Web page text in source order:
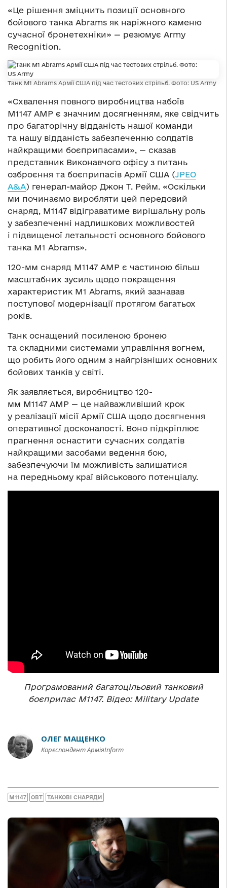
«Це рішення зміцнить позиції основного
бойового танка Abrams як наріжного каменю
сучасної бронетехніки» — резюмує Army
Recognition.
Танк M1 Abrams Армії США під час тестових стрільб. Фото: US Army
«Схвалення повного виробництва набоїв
M1147 AMP є значним досягненням, яке свідчить
про багаторічну відданість нашої команди
та нашу відданість забезпеченню солдатів
найкращими боєприпасами», — сказав
представник Виконавчого офісу з питань
озброєння та боєприпасів Армії США (JPEO
A&A) генерал-майор Джон Т. Рейм. «Оскільки
ми починаємо виробляти цей передовий
снаряд, M1147 відіграватиме вирішальну роль
у забезпеченні надлишкових можливостей
і підвищеної летальності основного бойового
танка M1 Abrams».
120-мм снаряд M1147 AMP є частиною більш
масштабних зусиль щодо покращення
характеристик M1 Abrams, який зазнавав
поступової модернізації протягом багатьох
років.
Танк оснащений посиленою бронею
та складними системами управління вогнем,
що робить його одним з найгрізніших основних
бойових танків у світі.
Як заявляється, виробництво 120-
мм M1147 AMP — це найважливіший крок
у реалізації місії Армії США щодо досягнення
оперативної досконалості. Воно підкріплює
прагнення оснастити сучасних солдатів
найкращими засобами ведення бою,
забезпечуючи їм можливість залишатися
на передньому краї військового потенціалу.
Програмований багатоцільовий танковий
боєприпас M1147. Відео: Military Update
ОЛЕГ МАЩЕНКО
Кореспондент АрміяInform
M1147 ОВТ ТАНКОВІ СНАРЯДИ